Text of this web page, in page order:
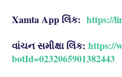
Xamta App લિંક: https://
વાંચન સમીક્ષા લિંક: https://
botId=0232065901382443